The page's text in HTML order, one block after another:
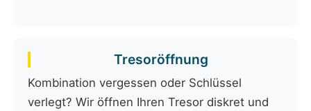
Tresoröffnung
Kombination vergessen oder Schlüssel
verlegt? Wir öffnen Ihren Tresor diskret und